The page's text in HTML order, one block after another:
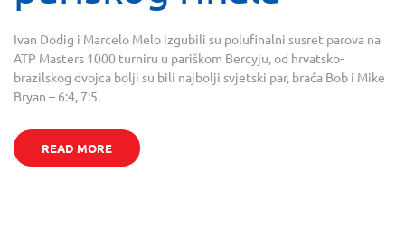
Ivan Dodig i Marcelo Melo izgubili su polufinalni susret parova na
ATP Masters 1000 turniru u pariškom Bercyju, od hrvatsko-
brazilskog dvojca bolji su bili najbolji svjetski par, braća Bob i Mike
Bryan – 6:4, 7:5.
READ MORE